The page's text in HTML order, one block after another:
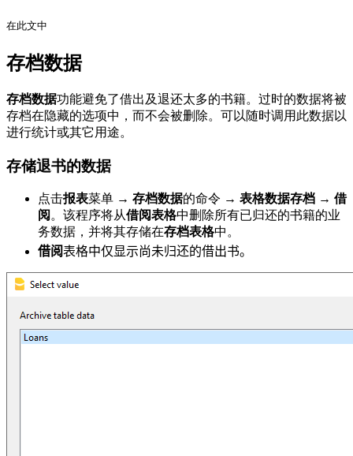
在此文中
存档数据
存档数据功能避免了借出及退还太多的书籍。过时的数据将被
存档在隐藏的选项中，而不会被删除。可以随时调用此数据以
进行统计或其它用途。
存储退书的数据
点击报表菜单 → 存档数据的命令 → 表格数据存档 → 借
阅 。该程序将从借阅表格中删除所有已归还的书籍的业
务数据，并将其存储在存档表格中。
借阅表格中仅显示尚未归还的借出书。